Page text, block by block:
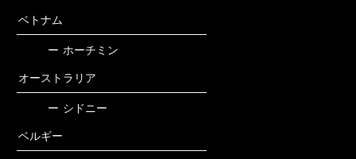
ベトナム
ー ホーチミン
オーストラリア
ー シドニー
ベルギー